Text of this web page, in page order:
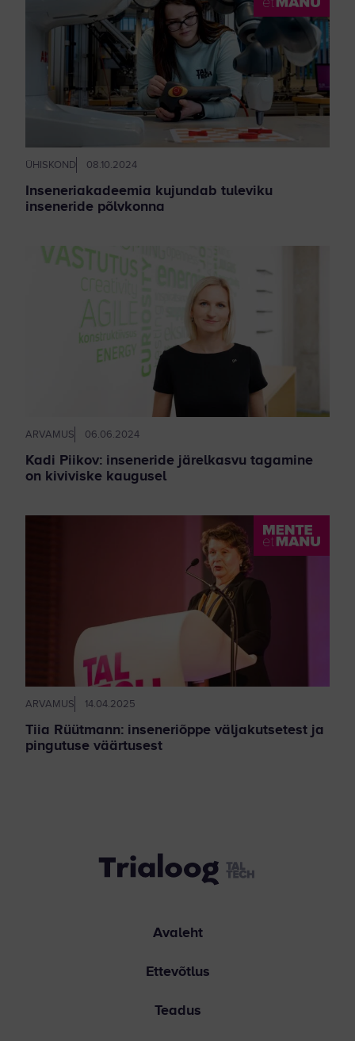
ÜHISKOND 08.10.2024
Inseneriakadeemia kujundab tuleviku
inseneride põlvkonna
ARVAMUS 06.06.2024
Kadi Piikov: inseneride järelkasvu tagamine
on kiviviske kaugusel
ARVAMUS 14.04.2025
Tiia Rüütmann: inseneriõppe väljakutsetest ja
pingutuse väärtusest
Avaleht
Ettevõtlus
Teadus